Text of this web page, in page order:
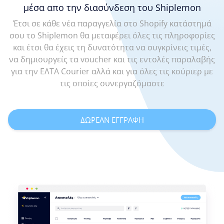
μέσα απο την διασύνδεση του Shiplemon
Έτσι σε κάθε νέα παραγγελία στο Shopify κατάστημά
σου το Shiplemon θα μεταφέρει όλες τις πληροφορίες
και έτσι θα έχεις τη δυνατότητα να συγκρίνεις τιμές,
να δημιουργείς τα voucher και τις εντολές παραλαβής
για την ΕΛΤΑ Courier αλλά και για όλες τις κούριερ με
τις οποίες συνεργαζόμαστε
ΔΩΡΕΑΝ ΕΓΓΡΑΦΗ